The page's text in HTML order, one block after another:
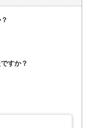
すか？